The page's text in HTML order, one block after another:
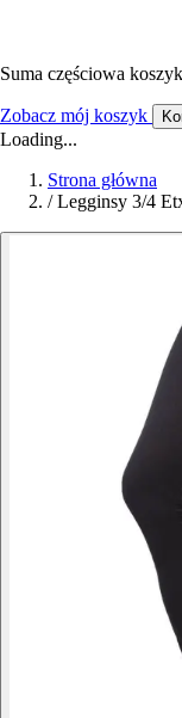
Suma częściowa
Zobacz mój koszyk
Loading...
Strona główna
/ Legginsy 3/4